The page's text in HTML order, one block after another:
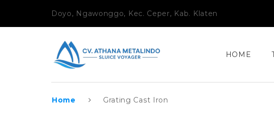
Doyo, Ngawonggo, Kec. Ceper, Kab. Klaten
HOME
Home Grating Cast Iron